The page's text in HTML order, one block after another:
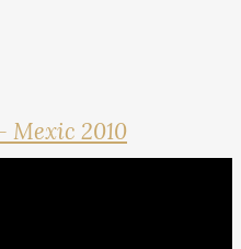
Mexic 2010